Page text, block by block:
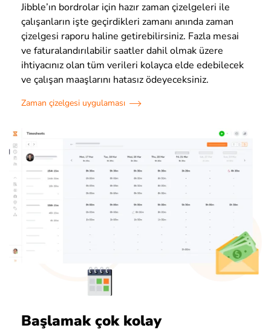
Jibble’ın bordrolar için hazır zaman çizelgeleri ile
çalışanların işte geçirdikleri zamanı anında zaman
çizelgesi raporu haline getirebilirsiniz. Fazla mesai
ve faturalandırılabilir saatler dahil olmak üzere
ihtiyacınız olan tüm verileri kolayca elde edebilecek
ve çalışan maaşlarını hatasız ödeyeceksiniz.
Zaman çizelgesi uygulaması
Başlamak çok kolay